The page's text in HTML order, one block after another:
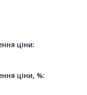
ціни:
ціни, %: